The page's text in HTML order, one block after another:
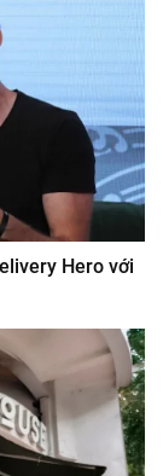
Hero với